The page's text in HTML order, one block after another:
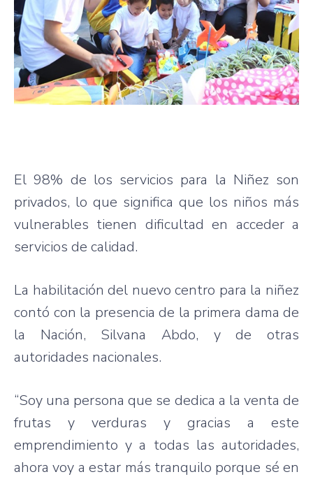
El 98% de los servicios para la Niñez son
privados, lo que significa que los niños más
vulnerables tienen dificultad en acceder a
servicios de calidad.
La habilitación del nuevo centro para la niñez
contó con la presencia de la primera dama de
la Nación, Silvana Abdo, y de otras
autoridades nacionales.
“Soy una persona que se dedica a la venta de
frutas y verduras y gracias a este
emprendimiento y a todas las autoridades,
ahora voy a estar más tranquilo porque sé en